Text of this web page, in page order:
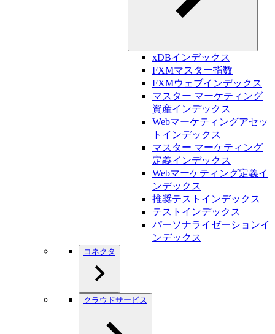
xDBインデックス
FXMマスター指数
FXMウェブインデックス
マスター マーケティング
資産インデックス
Webマーケティングアセッ
トインデックス
マスター マーケティング
定義インデックス
Webマーケティング定義イ
ンデックス
推奨テストインデックス
テストインデックス
パーソナライゼーションイ
ンデックス
コネクタ
クラウドサービス